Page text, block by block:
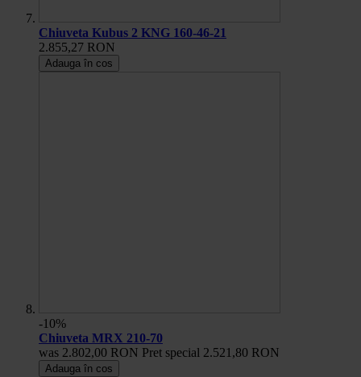
Chiuveta Kubus 2 KNG 160-46-21
2.855,27 RON
Adauga în cos
-10%
Chiuveta MRX 210-70
was 2.802,00 RON Pret special 2.521,80 RON
Adauga în cos